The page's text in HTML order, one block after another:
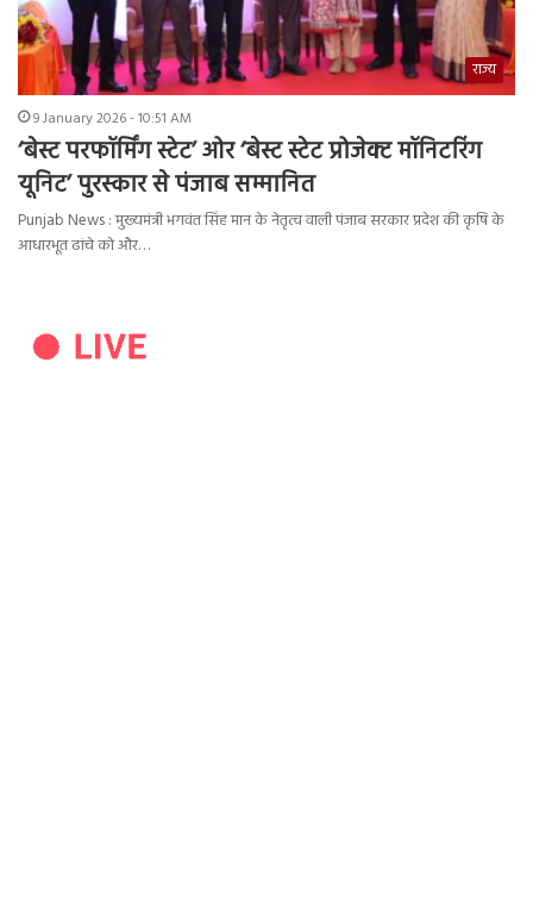
राज्य
9 January 2026 - 10:51 AM
‘बेस्ट परफॉर्मिंग स्टेट’ ओर ‘बेस्ट स्टेट प्रोजेक्ट मॉनिटरिंग
यूनिट’ पुरस्कार से पंजाब सम्मानित
Punjab News : मुख्यमंत्री भगवंत सिंह मान के नेतृत्व वाली पंजाब सरकार प्रदेश की कृषि के
आधारभूत ढांचे को और…